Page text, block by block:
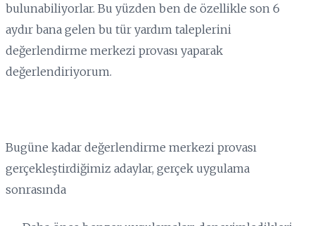
bulunabiliyorlar. Bu yüzden ben de özellikle son 6
aydır bana gelen bu tür yardım taleplerini
değerlendirme merkezi provası yaparak
değerlendiriyorum.
Bugüne kadar değerlendirme merkezi provası
gerçekleştirdiğimiz adaylar, gerçek uygulama
sonrasında